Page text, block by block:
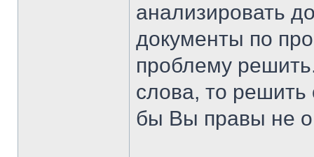
анализировать
документы по
проблему
слова, то
бы Вы правы не